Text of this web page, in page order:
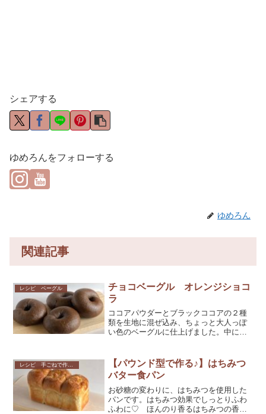
シェアする
ゆめろんをフォローする
ゆめろん
関連記事
レシピ ベーグル
チョコベーグル オレンジショコ
ラ
ココアパウダーとブラックココアの２種
類を生地に混ぜ込み、ちょっと大人っぽ
い色のベーグルに仕上げました。中には
ョコがとっても美味しいベーグルです。
レシピ 手ごねで作るパン
【パウンド型で作る♪】はちみつ
バター食パン
お砂糖の変わりに、はちみつを使用した
パンです。はちみつ効果でしっとりふわ
ふわに♡ ほんのり香るはちみつの香り